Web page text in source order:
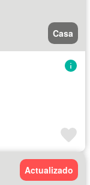
Casa
Actualizado